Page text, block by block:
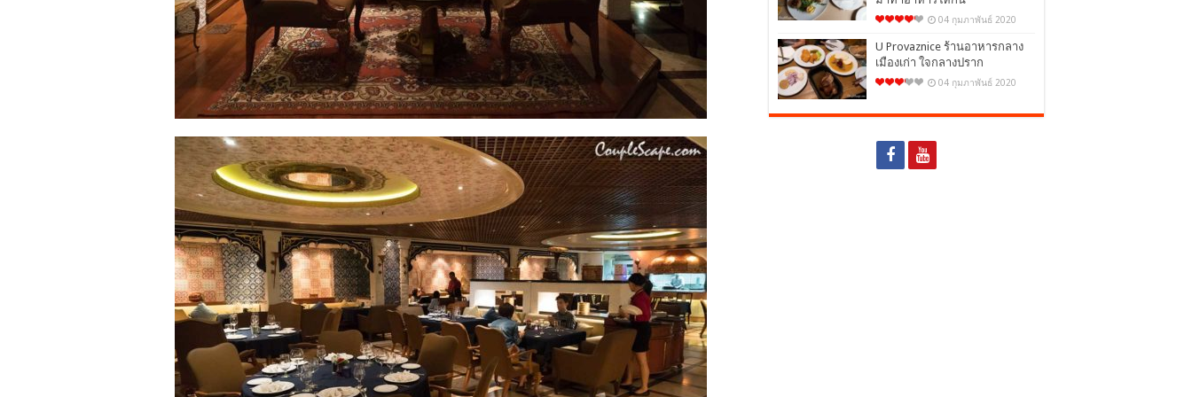
04 กุมภาพันธ์ 2020
U Provaznice ร้านอาหารกลาง
เมืองเก่า ใจกลางปราก
04 กุมภาพันธ์ 2020